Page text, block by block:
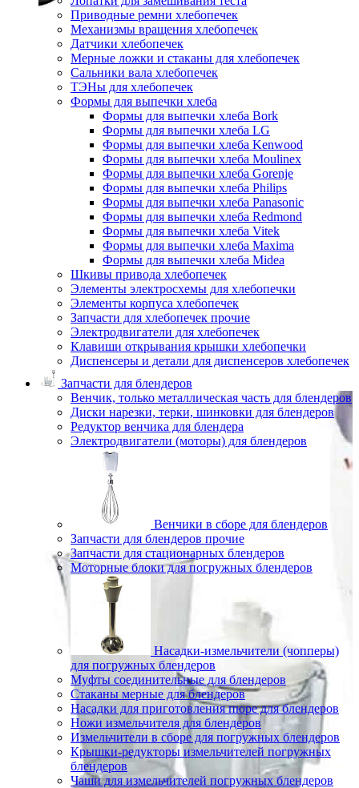
Приводные ремни хлебопечек
Механизмы вращения хлебопечек
Датчики хлебопечек
Мерные ложки и стаканы для хлебопечек
Сальники вала хлебопечек
ТЭНы для хлебопечек
Формы для выпечки хлеба
Формы для выпечки хлеба Bork
Формы для выпечки хлеба LG
Формы для выпечки хлеба Kenwood
Формы для выпечки хлеба Moulinex
Формы для выпечки хлеба Gorenje
Формы для выпечки хлеба Philips
Формы для выпечки хлеба Panasonic
Формы для выпечки хлеба Redmond
Формы для выпечки хлеба Vitek
Формы для выпечки хлеба Maxima
Формы для выпечки хлеба Midea
Шкивы привода хлебопечек
Элементы электросхемы для хлебопечки
Элементы корпуса хлебопечек
Запчасти для хлебопечек прочие
Электродвигатели для хлебопечек
Клавиши открывания крышки хлебопечки
Диспенсеры и детали для диспенсеров хлебопечек
Запчасти для блендеров
Венчик, только металлическая часть для блендеров
Диски нарезки, терки, шинковки для блендеров
Редуктор венчика для блендера
Электродвигатели (моторы) для блендеров
Венчики в сборе для блендеров
Запчасти для блендеров прочие
Запчасти для стационарных блендеров
Моторные блоки для погружных блендеров
Насадки-измельчители (чопперы)
для погружных блендеров
Муфты соединительные для блендеров
Стаканы мерные для блендеров
Насадки для приготовления пюре для блендеров
Ножи измельчителя для блендеров
Измельчители в сборе для погружных блендеров
Крышки-редукторы измельчителей погружных
блендеров
Чаши для измельчителей погружных блендеров